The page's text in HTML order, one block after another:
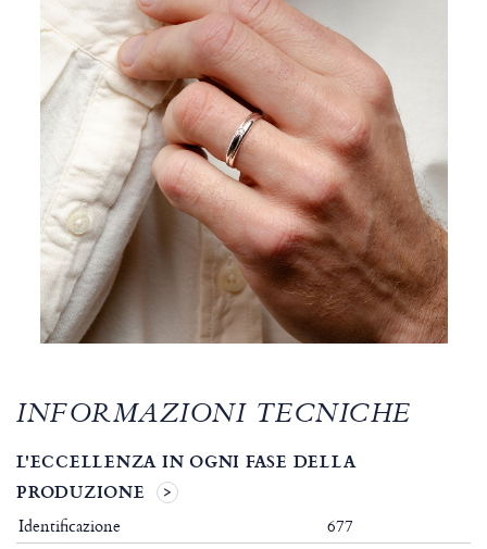
INFORMAZIONI TECNICHE
L'ECCELLENZA IN OGNI FASE DELLA
PRODUZIONE
Identificazione
677